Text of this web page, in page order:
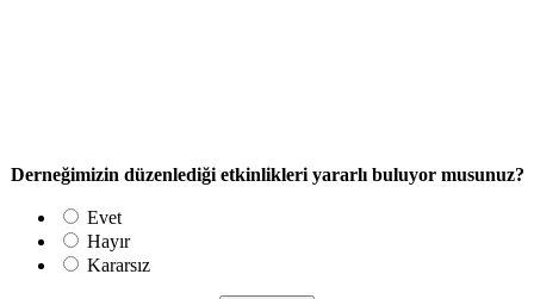
Derneğimizin düzenlediği etkinlikleri yararlı buluyor musunuz?
Evet
Hayır
Kararsız